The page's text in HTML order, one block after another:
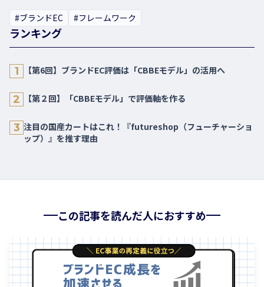
#ブランドEC #フレームワーク
ランキング
1 【第6回】ブランドEC評価は「CBBEモデル」の活用へ
2 【第２回】「CBBEモデル」で評価軸を作る
3 注目の国産カートはこれ！『futureshop（フューチャーショ
ップ）』を推す理由
この記事を読んだ人におすすめ